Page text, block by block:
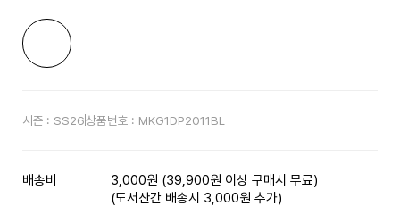
시즌 : SS26상품번호 : MKG1DP2011BL
배송비
3,000원 (39,900원 이상 구매시 무료)
(도서산간 배송시 3,000원 추가)